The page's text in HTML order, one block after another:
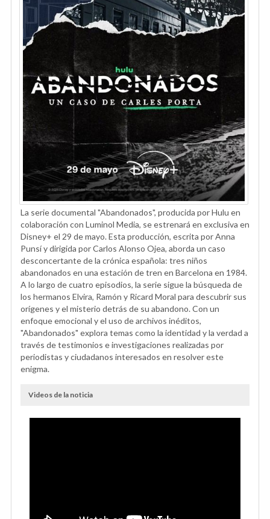
La serie documental "Abandonados", producida por Hulu en
colaboración con Luminol Media, se estrenará en exclusiva en
Disney+ el 29 de mayo. Esta producción, escrita por Anna
Punsí y dirigida por Carlos Alonso Ojea, aborda un caso
desconcertante de la crónica española: tres niños
abandonados en una estación de tren en Barcelona en 1984.
A lo largo de cuatro episodios, la serie sigue la búsqueda de
los hermanos Elvira, Ramón y Ricard Moral para descubrir sus
orígenes y el misterio detrás de su abandono. Con un
enfoque emocional y el uso de archivos inéditos,
"Abandonados" explora temas como la identidad y la verdad a
través de testimonios e investigaciones realizadas por
periodistas y ciudadanos interesados en resolver este
enigma.
Videos de la noticia